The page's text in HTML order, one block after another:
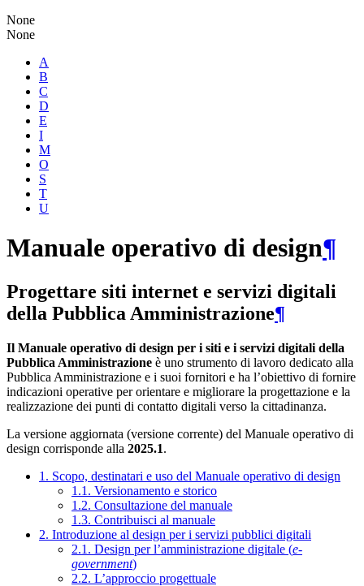
None
None
A
B
C
D
E
I
M
O
S
T
U
Manuale operativo di design¶
Progettare siti internet e servizi digitali
della Pubblica Amministrazione¶
Il Manuale operativo di design per i siti e i servizi digitali della
Pubblica Amministrazione è uno strumento di lavoro dedicato alla
Pubblica Amministrazione e i suoi fornitori e ha l’obiettivo di fornire
indicazioni operative per orientare e migliorare la progettazione e la
realizzazione dei punti di contatto digitali verso la cittadinanza.
La versione aggiornata (versione corrente) del Manuale operativo di
design corrisponde alla 2025.1.
1. Scopo, destinatari e uso del Manuale operativo di design
1.1. Versionamento e storico
1.2. Consultazione del manuale
1.3. Contribuisci al manuale
2. Introduzione al design per i servizi pubblici digitali
2.1. Design per l’amministrazione digitale (e-
government)
2.2. L’approccio progettuale